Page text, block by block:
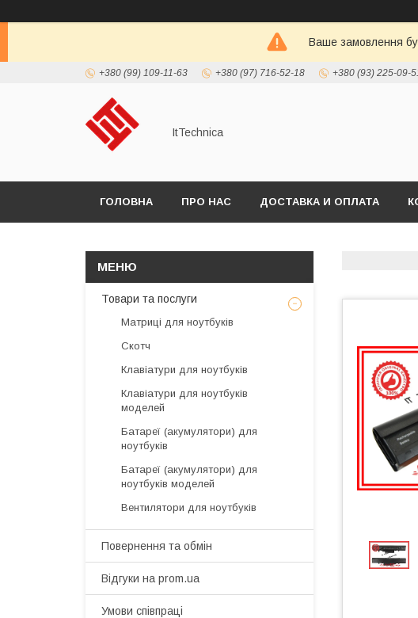
Ваше замовлення
+380 (99) 109-11-63 +380 (97) 716-52-18 +380 (93) 225-09-
ItTechnica
ГОЛОВНА ПРО НАС ДОСТАВКА И ОПЛАТА
Товари та послуги
Матриці для ноутбуків
Скотч
Клавіатури для ноутбуків
Клавіатури для ноутбуків
моделей
Батареї (акумулятори) для
ноутбуків
Батареї (акумулятори) для
ноутбуків моделей
Вентилятори для ноутбуків
Повернення та обмін
Відгуки на prom.ua
Умови співпраці